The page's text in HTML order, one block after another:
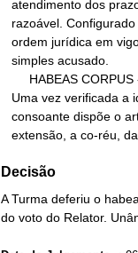
extensão, a co-réu,
Decisão
A Turma deferiu o
do voto do Relator.